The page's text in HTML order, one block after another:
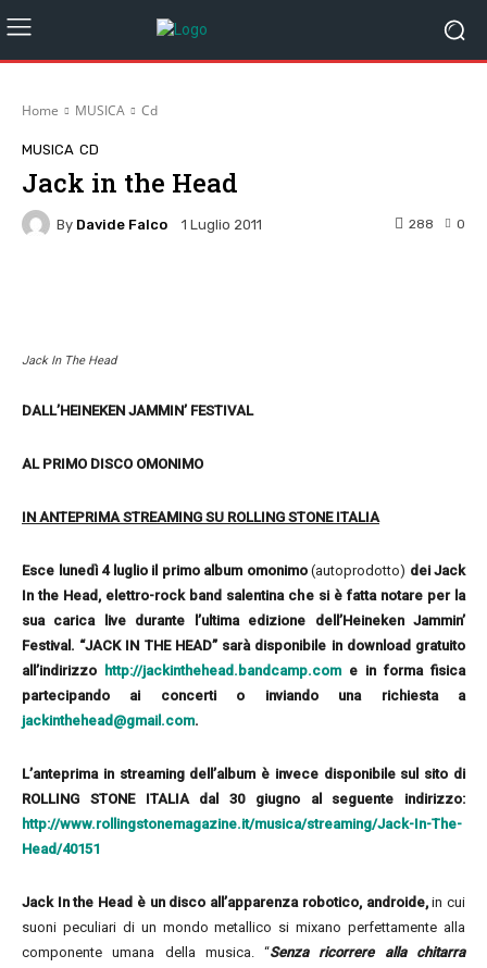
Home MUSICA Cd
MUSICA CD
Jack in the Head
By Davide Falco 1 Luglio 2011 0
288
Jack In The Head
DALL’HEINEKEN JAMMIN’ FESTIVAL
AL PRIMO DISCO OMONIMO
IN ANTEPRIMA STREAMING SU ROLLING STONE ITALIA
Esce lunedì 4 luglio il primo album omonimo(autoprodotto) dei Jack
In the Head, elettro-rock band salentina che si è fatta notare per la
sua carica live durante l’ultima edizione dell’Heineken Jammin’
Festival. “JACK IN THE HEAD” sarà disponibile in download gratuito
all’indirizzo
http://jackinthehead.bandcamp.com e in forma fisica
partecipando ai concerti o inviando una richiesta a
jackinthehead@gmail.com.
L’anteprima in streaming dell’album è invece disponibile sul sito di
ROLLING STONE ITALIA dal 30 giugno al seguente indirizzo:
http://www.rollingstonemagazine.it/musica/streaming/Jack-In-The-
Head/40151
Jack In the Head è un disco all’apparenza robotico, androide,in cui
suoni peculiari di un mondo metallico si mixano perfettamente alla
componente umana della musica. “Senza ricorrere alla chitarra